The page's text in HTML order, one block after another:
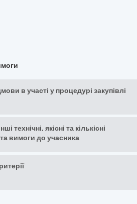
в участі у процедурі закупівлі
технічні, якісні та кількісні
вимоги до учасника